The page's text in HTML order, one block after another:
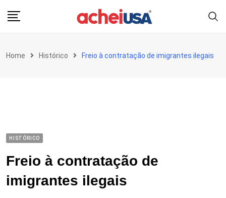
Home Histórico Freio à contratação de imigrantes ilegais
HISTÓRICO
Freio à contratação de
imigrantes ilegais